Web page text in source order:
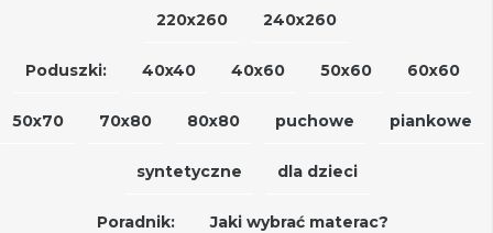
220x260 240x260
Poduszki: 40x40 40x60 50x60 60x60
50x70 70x80 80x80 puchowe piankowe
syntetyczne dla dzieci
Poradnik: Jaki wybrać materac?